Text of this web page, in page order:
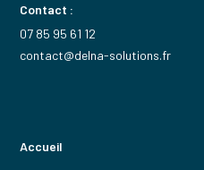
Contact :
07 85 95 61 12
contact@delna-solutions.fr
Accueil